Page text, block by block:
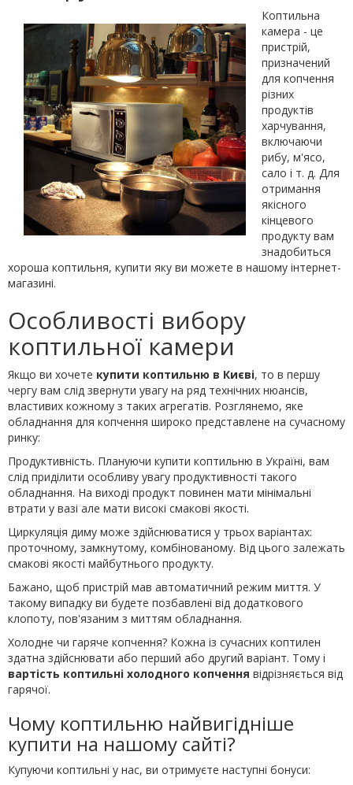
Коптильна
камера - це
пристрій,
призначений
для копчення
різних
продуктів
харчування,
включаючи
рибу, м'ясо,
сало і т. д. Для
отримання
якісного
кінцевого
продукту вам
знадобиться
хороша коптильня, купити яку ви можете в нашому інтернет-
магазині.
Особливості вибору
коптильної камери
Якщо ви хочете купити коптильню в Києві, то в першу
чергу вам слід звернути увагу на ряд технічних нюансів,
властивих кожному з таких агрегатів. Розглянемо, яке
обладнання для копчення широко представлене на сучасному
ринку:
Продуктивність. Плануючи купити коптильню в Україні, вам
слід приділити особливу увагу продуктивності такого
обладнання. На виході продукт повинен мати мінімальні
втрати у вазі але мати високі смакові якості.
Циркуляція диму може здійснюватися у трьох варіантах:
проточному, замкнутому, комбінованому. Від цього залежать
смакові якості майбутнього продукту.
Бажано, щоб пристрій мав автоматичний режим миття. У
такому випадку ви будете позбавлені від додаткового
клопоту, пов'язаним з миттям обладнання.
Холодне чи гаряче копчення? Кожна із сучасних коптилен
здатна здійснювати або перший або другий варіант. Тому і
вартість коптильні холодного копчення відрізняється від
гарячої.
Чому коптильню найвигідніше
купити на нашому сайті?
Купуючи коптильні у нас, ви отримуєте наступні бонуси: